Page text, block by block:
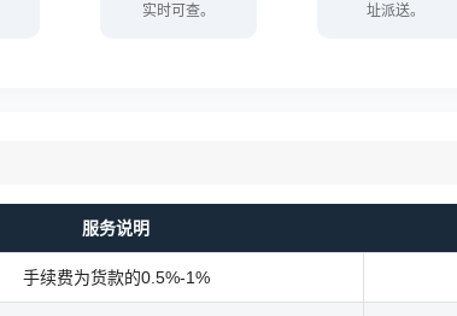
实时可查。
址派送。
服务说明
手续费为货款的0.5%-1%